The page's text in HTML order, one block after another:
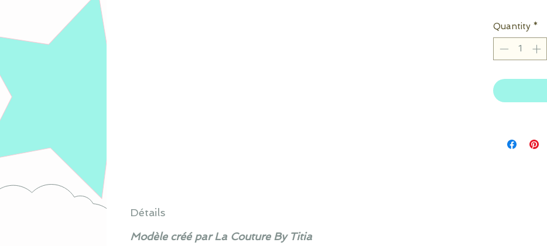
Quantity *
Détails
Modèle créé par La Couture By Titia